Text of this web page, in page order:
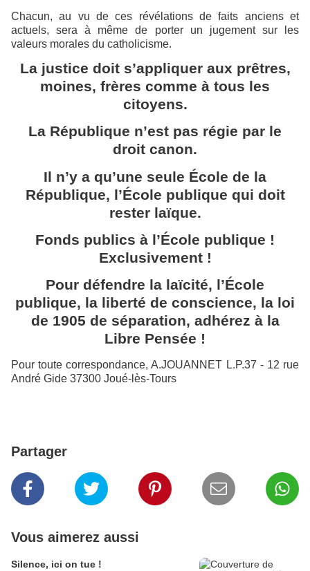
Chacun, au vu de ces révélations de faits anciens et
actuels, sera à même de porter un jugement sur les
valeurs morales du catholicisme.
La justice doit s’appliquer aux prêtres,
moines, frères comme à tous les
citoyens.
La République n’est pas régie par le
droit canon.
Il n’y a qu’une seule École de la
République, l’École publique qui doit
rester laïque.
Fonds publics à l’École publique !
Exclusivement !
Pour défendre la laïcité, l’École
publique, la liberté de conscience, la loi
de 1905 de séparation, adhérez à la
Libre Pensée !
Pour toute correspondance, A.JOUANNET L.P.37 - 12 rue
André Gide 37300 Joué-lès-Tours
Partager
Vous aimerez aussi
Silence, ici on tue !